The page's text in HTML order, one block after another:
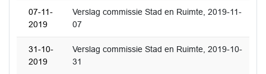
07-11-
2019
Verslag commissie Stad en Ruimte, 2019-11-
07
31-10-
2019
Verslag commissie Stad en Ruimte, 2019-10-
31